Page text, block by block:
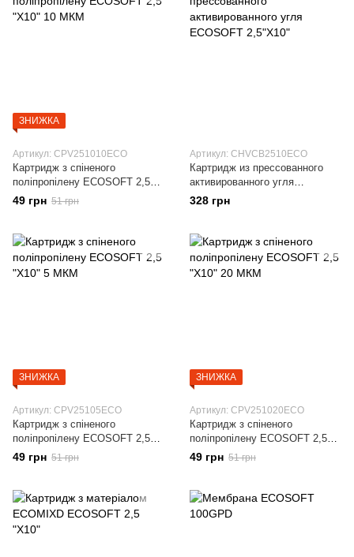
ЗНИЖКА
Артикул: CPV251010ECO
Картридж з спіненого
поліпропілену ECOSOFT 2,5
"X10" 10 МКМ
49 грн 51 грн
Артикул: CHVCB2510ECO
Картридж из прессованного
активированного угля
ECOSOFT 2,5"Х10"
328 грн
ЗНИЖКА
Артикул: CPV25105ECO
Картридж з спіненого
поліпропілену ECOSOFT 2,5
"X10" 5 МКМ
49 грн 51 грн
ЗНИЖКА
Артикул: CPV251020ECO
Картридж з спіненого
поліпропілену ECOSOFT 2,5
"X10" 20 МКМ
49 грн 51 грн